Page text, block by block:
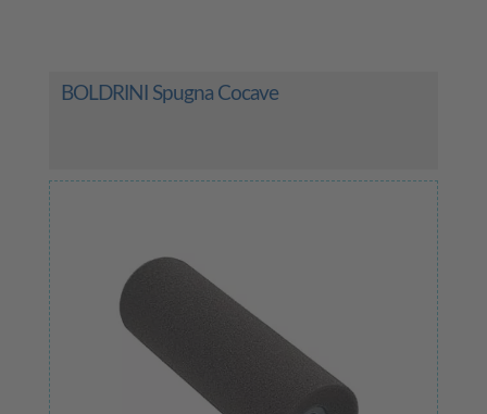
BOLDRINI Spugna Cocave